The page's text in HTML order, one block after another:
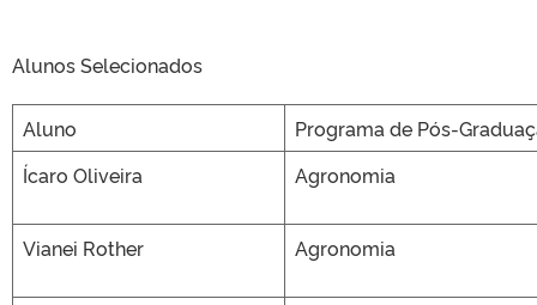
Alunos Selecionados
Aluno
Programa de Pós-
Ícaro Oliveira
Agronomia
Vianei Rother Agronomia